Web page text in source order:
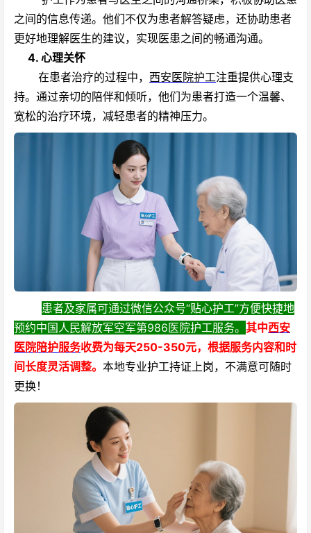
之间的信息传递。他们不仅为患者解答疑虑，还协助患者
更好地理解医生的建议，实现医患之间的畅通沟通。
4. 心理关怀
在患者治疗的过程中， 西安医院护工注重提供心理支
持。通过亲切的陪伴和倾听，他们为患者打造一个温馨、
宽松的治疗环境，减轻患者的精神压力。
患者及家属可通过微信公众号“贴心护工”方便快捷地
预约中国人民解放军空军第986医院护工服务。 其中西安
医院陪护服务收费为每天250-350元，根据服务内容和时
间长度灵活调整。 本地专业护工持证上岗，不满意可随时
更换！